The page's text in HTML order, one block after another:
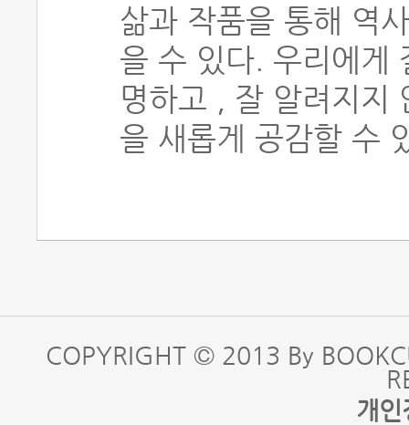
삶과 작품을 통해 역
을 수 있다. 우리에게
명하고 , 잘 알려지지
을 새롭게 공감할 수
COPYRIGHT © 2013 By
개인